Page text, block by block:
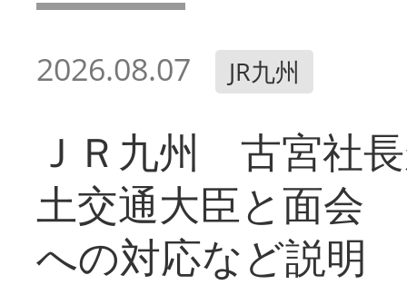
2026.08.07 JR九州
ＪＲ九州 古宮社
土交通大臣と面会
への対応など説明